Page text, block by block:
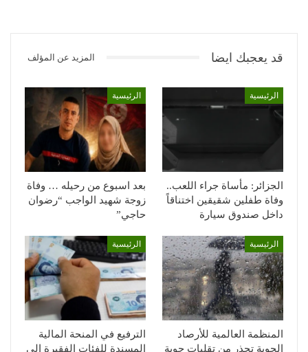
قد يعجبك ايضا المزيد عن المؤلف
الرئيسية
الجزائر: مأساة جراء اللعب..
وفاة طفلين شقيقين اختناقاً
داخل صندوق سيارة
الرئيسية
بعد اسبوع من رحيله … وفاة
زوجة شهيد الواجب “رضوان
حاجي”
الرئيسية
المنظمة العالمية للأرصاد
الجوية تحذر من تقلبات جوية
الرئيسية
الترفيع في المنحة المالية
المسندة للفئات الفقيرة إلى